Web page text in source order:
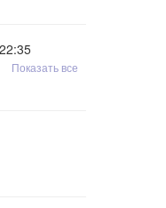
22:35
Показать все